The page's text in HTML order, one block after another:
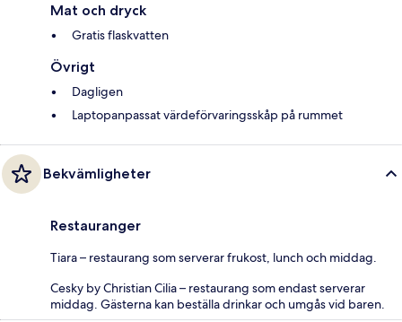
Mat och dryck
Gratis flaskvatten
Övrigt
Dagligen
Laptopanpassat värdeförvaringsskåp på rummet
Bekvämligheter
Restauranger
Tiara – restaurang som serverar frukost, lunch och middag.
Cesky by Christian Cilia – restaurang som endast serverar
middag. Gästerna kan beställa drinkar och umgås vid baren.